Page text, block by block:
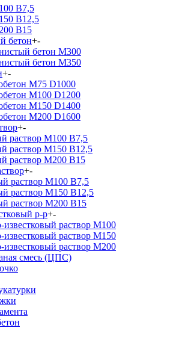
В7,5
В12,5
В15
бетон+-
бетон М300
бетон М350
+-
М75 D1000
М100 D1200
М150 D1400
М200 D1600
+-
раствор М100 В7,5
раствор М150 В12,5
раствор М200 В15
+-
раствор М100 B7,5
раствор М150 B12,5
раствор М200 B15
р-р+-
раствор М100
раствор М150
раствор М200
смесь (ЦПС)